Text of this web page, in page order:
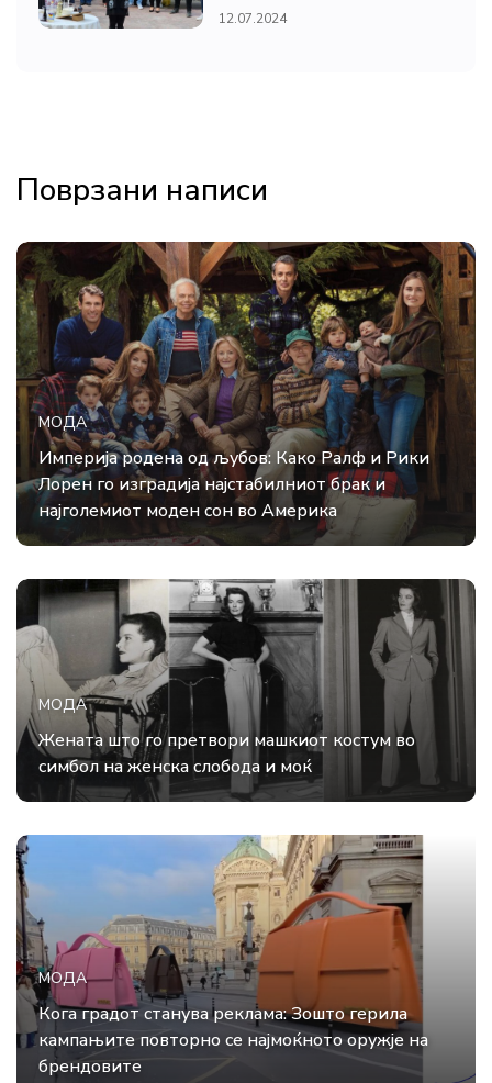
12.07.2024
Поврзани написи
МОДА
Империја родена од љубов: Како Ралф и Рики
Лорен го изградија најстабилниот брак и
најголемиот моден сон во Америка
МОДА
Жената што го претвори машкиот костум во
симбол на женска слобода и моќ
МОДА
Кога градот станува реклама: Зошто герила
кампањите повторно се најмоќното оружје на
брендовите